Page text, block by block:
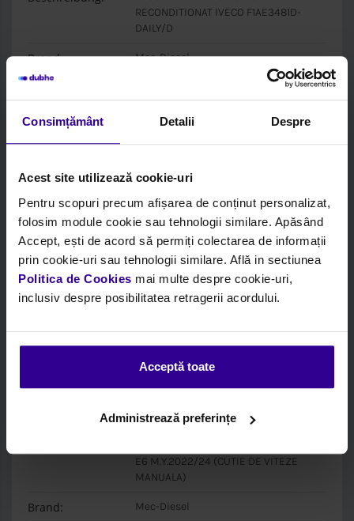
Consimțământ Detalii Despre
Acest site utilizează cookie-uri
Pentru scopuri precum afișarea de conținut personalizat,
folosim module cookie sau tehnologii similare. Apăsând
Accept, ești de acord să permiți colectarea de informații
prin cookie-uri sau tehnologii similare. Află in sectiunea
Politica de Cookies mai multe despre cookie-uri,
inclusiv despre posibilitatea retragerii acordului.
Acceptă toate
Administrează preferințe
RECONDITIONAT IVECO F1AE3481D-
DAILY/D
Brand: Mec-Diesel
Anmelden, um Preis und Lagerbestand zu
sehen
Leichtgewichtsmotoren
E6 M.Y.2022/24 (CUTIE DE VITEZE
MANUALA)
Brand: Mec-Diesel